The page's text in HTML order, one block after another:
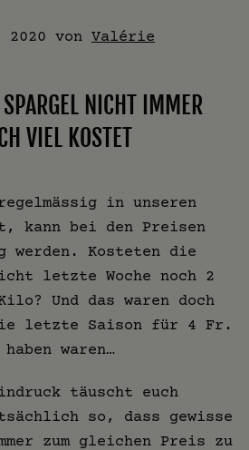
2020 von Valérie
NICHT IMMER
VIEL KOSTET
in unseren
kann bei den Preisen
werden. Kosteten die
letzte Woche noch 2
Und das waren doch
letzte Saison für 4 Fr.
waren…
täuscht euch
so, dass gewisse
zum gleichen Preis zu